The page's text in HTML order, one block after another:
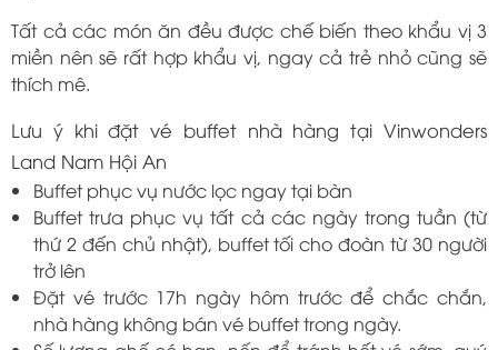
Tất cả các món ăn đều được chế biến theo khẩu vị 3
miền nên sẽ rất hợp khẩu vị, ngay cả trẻ nhỏ cũng sẽ
thích mê.
Lưu ý khi đặt vé buffet nhà hàng tại Vinwonders
Land Nam Hội An
Buffet phục vụ nước lọc ngay tại bàn
Buffet trưa phục vụ tất cả các ngày trong tuần (từ
thứ 2 đến chủ nhật), buffet tối cho đoàn từ 30 người
trở lên
Đặt vé trước 17h ngày hôm trước để chắc chắn,
nhà hàng không bán vé buffet trong ngày.